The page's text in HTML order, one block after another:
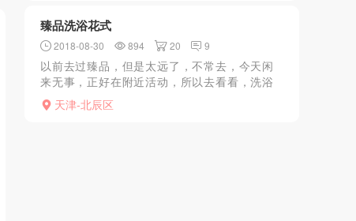
臻品洗浴花式
2018-08-30 894 20 9
以前去过臻品，但是太远了，不常去，今天闲
来无事，正好在附近活动，所以去看看，洗浴
的环境还是不错的，但是没有百利好，洗完澡
以后，上楼，有一个专门上3楼的电梯，有小弟
天津-北辰区